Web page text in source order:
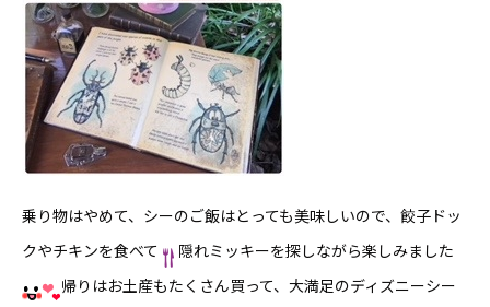
乗り物はやめて、シーのご飯はとっても美味しいので、餃子ドッ
クやチキンを食べて
隠れミッキーを探しながら楽しみました
帰りはお土産もたくさん買って、大満足のディズニーシー